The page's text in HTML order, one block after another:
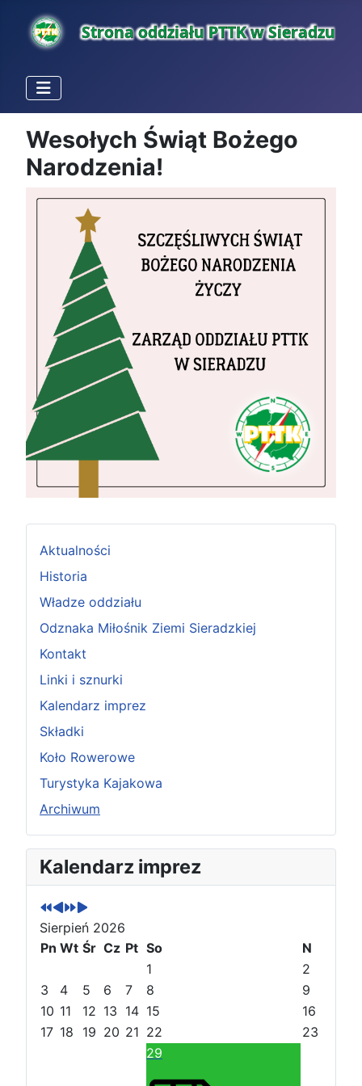
Aktualności
Historia
Władze oddziału
Odznaka Miłośnik Ziemi Sieradzkiej
Kontakt
Linki i sznurki
Kalendarz imprez
Składki
Koło Rowerowe
Turystyka Kajakowa
Archiwum
Kalendarz imprez
P
o
p
r
z
e
n
i
r
P
o
p
r
z
e
i
m
N
a
s
t
ę
p
y
r
o
N
a
s
t
ę
p
y
m
Sierpień 2026
Pn Wt Śr Cz Pt So
N
1
2
3
4 5 6 7 8
9
10 11 12 13 14 15
16
17 18 19 20 21 22
23
29
Wesołych Świąt Bożego
Narodzenia!